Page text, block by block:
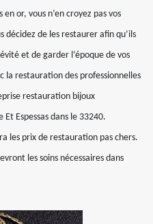
or, vous n’en croyez pas vos
décidez de les restaurer afin qu’ils
et de garder l’époque de vos
la restauration des professionnelles
restauration bijoux
Espessas dans le 33240.
les prix de restauration pas chers.
les soins nécessaires dans